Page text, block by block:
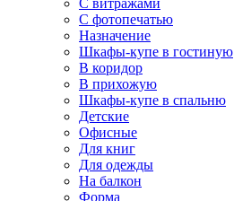
С витражами
С фотопечатью
Назначение
Шкафы-купе в гостиную
В коридор
В прихожую
Шкафы-купе в спальню
Детские
Офисные
Для книг
Для одежды
На балкон
Форма